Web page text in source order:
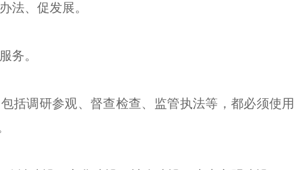
法、 促发展。
务。
括调研参观、督查检查、监管执法等，都必须使用